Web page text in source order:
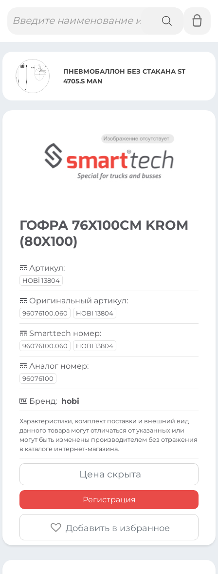
товаров
ПНЕВМОБАЛЛОН БЕЗ СТАКАНА ST
4705.S MAN
ГОФРА 76X100CM KROM
(80X100)
Артикул:
HOBİ 13804
Оригинальный артикул:
96076100.060 HOBI 13804
Smarttech номер:
96076100.060 HOBI 13804
Аналог номер:
96076100
Бренд: hobi
Xарактеристики, комплект поставки и внешний вид
данного товара могут отличаться от указанных или
могут быть изменены производителем без отражения
в каталоге интернет-магазина.
Цена скрыта
Регистрация
Добавить в избранное